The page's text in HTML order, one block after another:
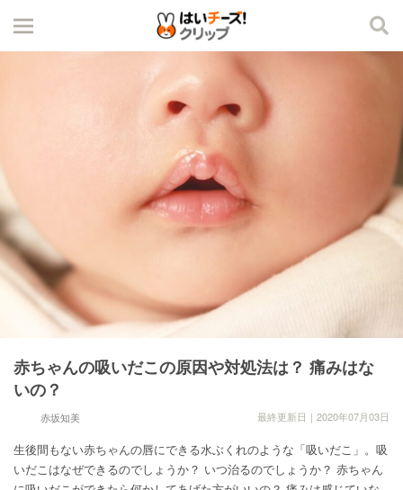
赤ちゃんの吸いだこの原因や対処法は？ 痛みはな
いの？
赤坂知美 最終更新日｜2020年07月03日
生後間もない赤ちゃんの唇にできる水ぶくれのような「吸いだこ」。吸
いだこはなぜできるのでしょうか？ いつ治るのでしょうか？ 赤ちゃん